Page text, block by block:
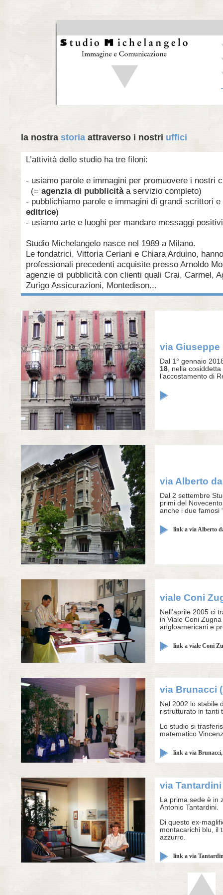
la nostra storia attraverso i nostri uffici
L’attività dello studio ha tre filoni:
- usiamo parole e immagini per promuovere i nostri
(= agenzia di pubblicitàa servizio completo)
- pubblichiamo parole e immagini di grandi scrittori
editrice)
- usiamo arte e luoghi per mandare messaggi
Studio Michelangelo nasce nel 1989 a Milano.
Le fondatrici, Vittoria Ceriani e Chiara Arduino,
professionali precedenti acquisite presso Arnoldo
agenzie di pubblicità con clienti quali Crai, Carmel,
Zurigo Assicurazioni, Montedison...
via Giuseppe
Dal 1° gennaio
18, nella
l’accostamento di
via Alberto
Dal 2 settembre
primi del
anche i due famosi
link a via Alberto
viale Coni
Nell’aprile 2005 ci
in Viale Coni
angloamericani e
link a viale Coni
via Brunacci
Nel 2002 lo stabile
ristrutturato in tanti
Lo studio si
matematico
link a via Brunacci,
via Tantardini
La prima sede è in
Antonio Tantardini.
Di questo ex-
montacarichi blu, il
azzurro.
link a via